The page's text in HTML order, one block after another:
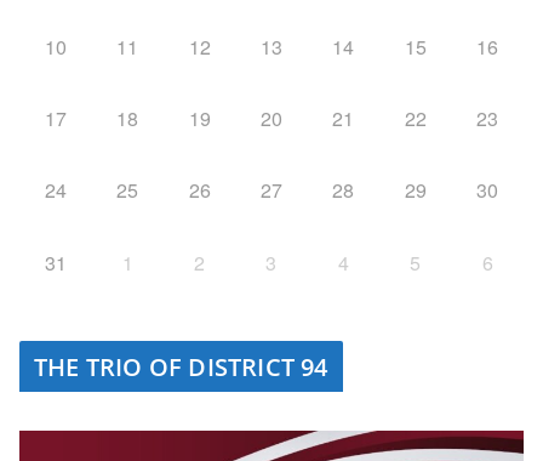
10 11 12 13 14 15 16
17 18 19 20 21 22 23
24 25 26 27 28 29 30
31 1 2 3 4 5 6
THE TRIO OF DISTRICT 94